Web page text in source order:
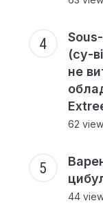
(су-
не
62
44